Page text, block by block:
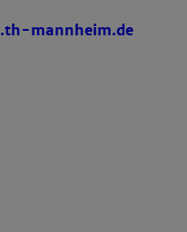
mannheim.de